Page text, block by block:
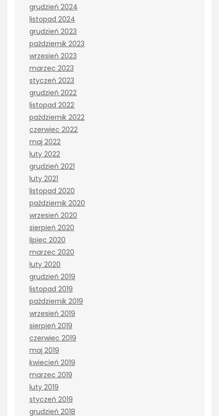
grudzień 2024
listopad 2024
grudzień 2023
październik 2023
wrzesień 2023
marzec 2023
styczeń 2023
grudzień 2022
listopad 2022
październik 2022
czerwiec 2022
maj 2022
luty 2022
grudzień 2021
luty 2021
listopad 2020
październik 2020
wrzesień 2020
sierpień 2020
lipiec 2020
marzec 2020
luty 2020
grudzień 2019
listopad 2019
październik 2019
wrzesień 2019
sierpień 2019
czerwiec 2019
maj 2019
kwiecień 2019
marzec 2019
luty 2019
styczeń 2019
grudzień 2018